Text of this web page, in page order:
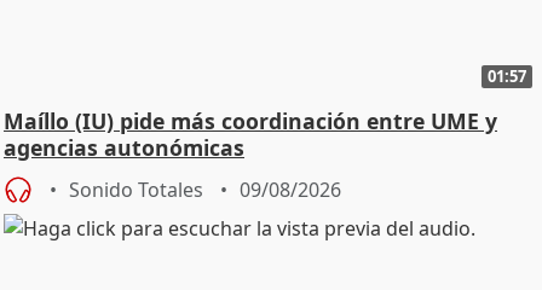
01:57
Maíllo (IU) pide más coordinación entre UME y
agencias autonómicas
Sonido Totales 09/08/2026